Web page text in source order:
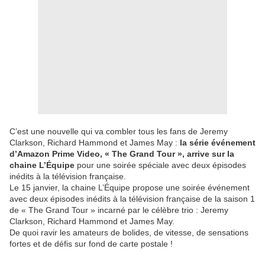
C’est une nouvelle qui va combler tous les fans de Jeremy
Clarkson, Richard Hammond et James May : la série événement
d’Amazon Prime Video, « The Grand Tour », arrive sur la
chaine L’Équipe pour une soirée spéciale avec deux épisodes
inédits à la télévision française.
Le 15 janvier, la chaine L’Équipe propose une soirée événement
avec deux épisodes inédits à la télévision française de la saison 1
de « The Grand Tour » incarné par le célèbre trio : Jeremy
Clarkson, Richard Hammond et James May.
De quoi ravir les amateurs de bolides, de vitesse, de sensations
fortes et de défis sur fond de carte postale !